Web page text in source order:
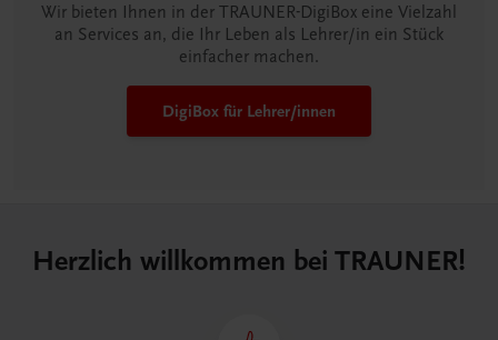
Wir bieten Ihnen in der TRAUNER-DigiBox eine Vielzahl
an Services an, die Ihr Leben als Lehrer/in ein Stück
einfacher machen.
DigiBox für Lehrer/innen
Herzlich willkommen bei TRAUNER!